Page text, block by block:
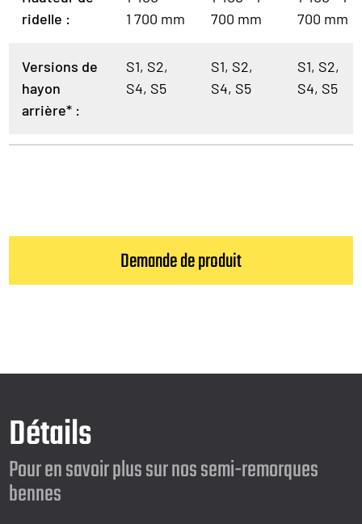
ridelle :
1 700 mm
700 mm
700 mm
Versions de
hayon
arrière* :
S1, S2,
S4, S5
S1, S2,
S4, S5
S1, S2,
S4, S5
Demande de produit
Détails
Pour en savoir plus sur nos semi-remorques
bennes